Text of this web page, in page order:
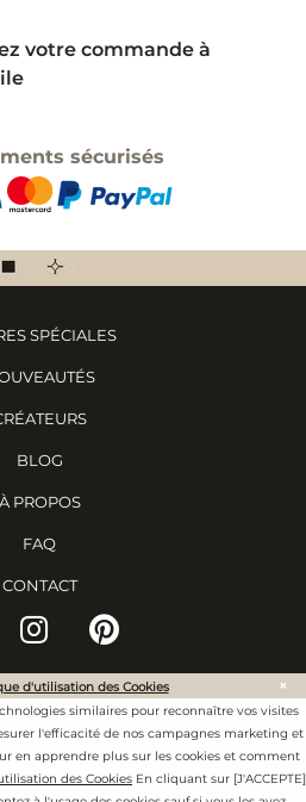
votre commande à
sécurisés
SPÉCIALES
BLOG
À PROPOS
FAQ
CONTACT
Tous droits réservés.
D'UTILISATION
d'utilisation des Cookies ×
similaires pour reconnaître vos visites
l'efficacité de nos campagnes marketing et
en apprendre plus sur les cookies et comment
des Cookies En cliquant sur [J'ACCEPTE]